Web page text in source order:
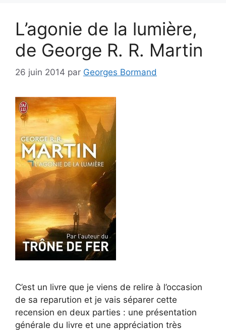
L’agonie de la lumière,
de George R. R. Martin
26 juin 2014 par Georges Bormand
C’est un livre que je viens de relire à l’occasion
de sa reparution et je vais séparer cette
recension en deux parties : une présentation
générale du livre et une appréciation très